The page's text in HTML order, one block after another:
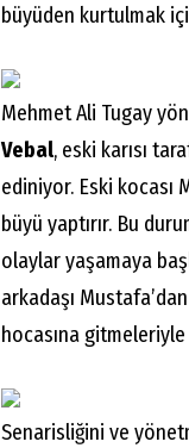
büyüden kurtulmak
Mehmet Ali Tugay
Vebal, eski karısı
ediniyor. Eski kocası
büyü yaptırır. Bu
olaylar yaşamaya
arkadaşı
hocasına
Senarisliğini ve